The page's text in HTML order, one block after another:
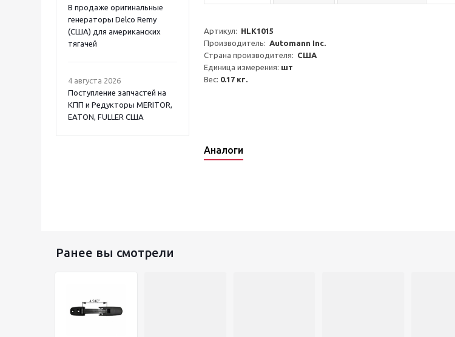
В продаже оригинальные
генераторы Delco Remy
(США) для американских
тягачей
4 августа 2026
Поступление запчастей на
КПП и Редукторы MERITOR,
EATON, FULLER США
Артикул: HLK1015
Производитель: Automann Inc.
Страна производителя: США
Единица измерения: шт
Вес: 0.17 кг.
Аналоги
Ранее вы смотрели